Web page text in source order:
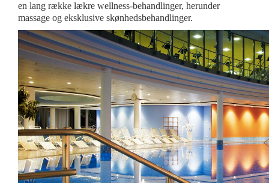
en lang række lækre wellness-behandlinger, herunder
massage og eksklusive skønhedsbehandlinger.